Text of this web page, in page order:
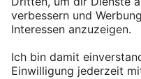
Über DEPOT
Kontakt